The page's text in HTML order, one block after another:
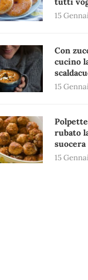
15
Con
cucino
15
rubato
suocera
15